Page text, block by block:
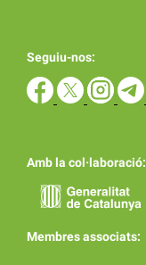
Seguiu-nos:
Amb la col·laboració:
Membres associats: